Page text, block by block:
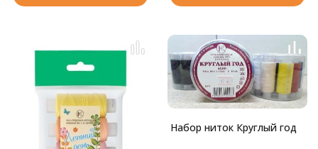
Набор ниток Круглый год